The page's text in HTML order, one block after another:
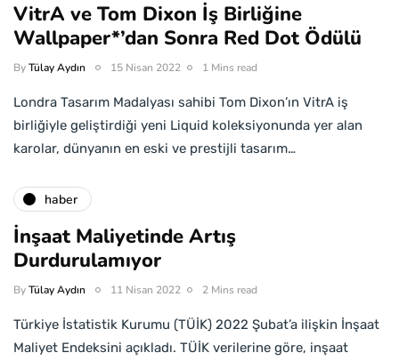
VitrA ve Tom Dixon İş Birliğine
Wallpaper*’dan Sonra Red Dot Ödülü
ByTülay Aydın 15 Nisan 2022 1 Mins read
Londra Tasarım Madalyası sahibi Tom Dixon’ın VitrA iş
birliğiyle geliştirdiği yeni Liquid koleksiyonunda yer alan
karolar, dünyanın en eski ve prestijli tasarım…
haber
İnşaat Maliyetinde Artış
Durdurulamıyor
ByTülay Aydın 11 Nisan 2022 2 Mins read
Türkiye İstatistik Kurumu (TÜİK) 2022 Şubat’a ilişkin İnşaat
Maliyet Endeksini açıkladı. TÜİK verilerine göre, inşaat